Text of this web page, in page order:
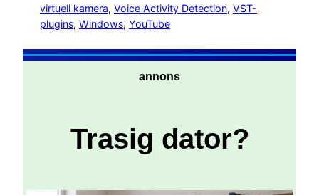
virtuell kamera, Voice Activity Detection, VST-
plugins, Windows, YouTube
annons
Trasig dator?